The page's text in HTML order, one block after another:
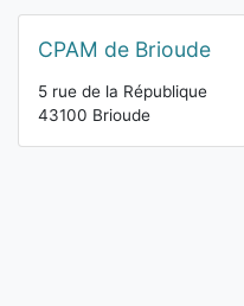
CPAM de Brioude
5 rue de la République
43100 Brioude